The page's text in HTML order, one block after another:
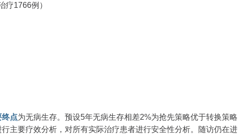
疗1766例）
终点为无病生存。预设5年无病生存相差2%为抢先策略优于转换策略
主要疗效分析，对所有实际治疗患者进行安全性分析。随访仍在进